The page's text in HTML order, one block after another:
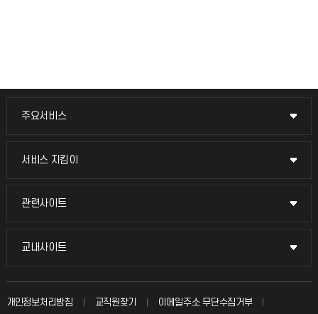
주요서비스
주요서비스
교무회의방송
입학안내
서비스 지킴이
서비스 지킴이
묻고 답하기
칭찬마당
관련사이트
관련사이트
국방헬프콜
교내사이트
교내사이트
교수회
개인정보처리방침 교직원찾기
이메일주소 무단수집거부